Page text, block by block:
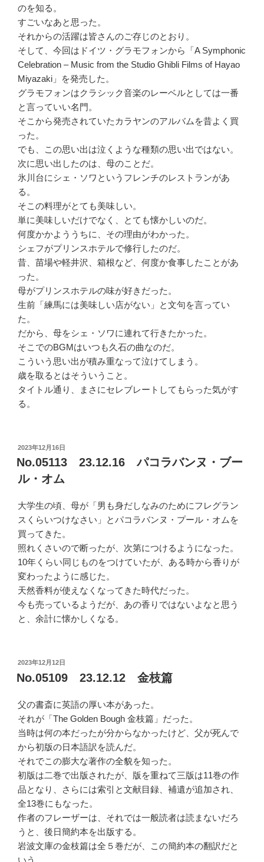
のを知る。
すごいなあと思った。
それからの活躍は皆さんのご存じのとおり。
そして、今回はドイツ・グラモフォンから「A Symphonic
Celebration – Music from the Studio Ghibli Films of Hayao
Miyazaki」を発売した。
グラモフォンはクラシック音楽のレーベルとしては一番
と言っていい名門。
そこから発売されていたカラヤンのアルバムを昔よく買
った。
でも、この思い出は泣くような種類の思い出ではない。
次に思い出したのは、母のことだ。
氷川台にシェ・ソワというフレンチのレストランがあ
る。
そこの料理がとても美味しい。
単に美味しいだけでなく、とても懐かしいのだ。
何度かかよううちに、その理由がわかった。
シェフがプリンスホテルで修行したのだ。
昔、苗場や軽井沢、箱根など、何度か食事したことがあ
った。
母がプリンスホテルの味が好きだった。
生前「練馬には美味しい店がない」と文句を言ってい
た。
だから、母をシェ・ソワに連れて行きたかった。
そこでのBGMはいつも久石の曲なのだ。
こういう思い出が積み重なって泣けてしまう。
歳を取るとはそういうこと。
タイトル通り、まさにセレブレートしてもらった気がす
る。
投
稿
日:
2023年12月16日
No.05113 23.12.16 パコラバンヌ・ブー
ル・オム
大学生の頃、母が「男も身だしなみのためにフレグラン
スくらいつけなさい」とパコラバンヌ・プール・オムを
買ってきた。
照れくさいので断ったが、次第につけるようになった。
10年くらい同じものをつけていたが、ある時から香りが
変わったように感じた。
天然香料が使えなくなってきた時代だった。
今も売っているようだが、あの香りではないよなと思う
と、余計に懐かしくなる。
投
稿
日:
2023年12月12日
No.05109 23.12.12 金枝篇
父の書斎に英語の厚い本があった。
それが「The Golden Bough 金枝篇」だった。
当時は何の本だったが分からなかったけど、父が死んで
から初版の日本語訳を読んだ。
それでこの膨大な著作の全貌を知った。
初版は二巻で出版されたが、版を重ねて三版は11巻の作
品となり、さらには索引と文献目録、補遺が追加され、
全13巻にもなった。
作者のフレーザーは、それでは一般読者は読まないだろ
うと、後日簡約本を出版する。
岩波文庫の金枝篇は全５巻だが、この簡約本の翻訳だと
いう。